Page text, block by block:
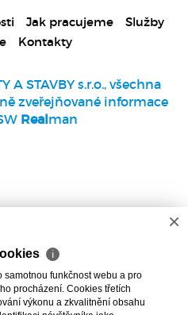
Jak pracujeme
Služby
Kontakty
A STAVBY s.r.o., všechna
zveřejňované informace
Realman
×
ℹ
samotnou funkčnost webu a pro
procházení. Cookies třetích
výkonu a zkvalitnění obsahu